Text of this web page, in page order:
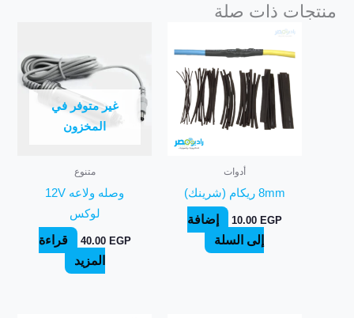
منتجات ذات صلة
أدوات
8mm ريكام (شرينك)
10.00 EGP
إضافة
إلى السلة
غير متوفر في
المخزون
متنوع
وصله ولاعه 12V
لوكس
40.00 EGP
قراءة
المزيد